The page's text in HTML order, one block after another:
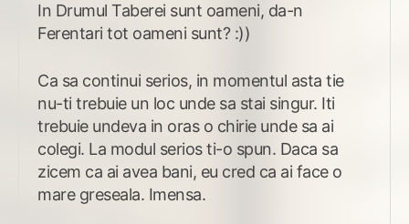
In Drumul Taberei sunt oameni, da-n
Ferentari tot oameni sunt? :))
Ca sa continui serios, in momentul asta tie
nu-ti trebuie un loc unde sa stai singur. Iti
trebuie undeva in oras o chirie unde sa ai
colegi. La modul serios ti-o spun. Daca sa
zicem ca ai avea bani, eu cred ca ai face o
mare greseala. Imensa.